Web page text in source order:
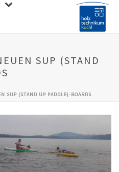
SUP (STAND
SUP (STAND UP PADDLE)-BOARDS